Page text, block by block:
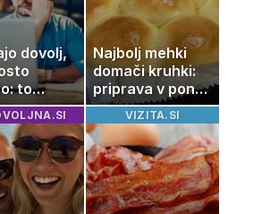
dovolj,
to
da
Najbolj mehki
domači kruhki:
priprava v ponvi
je trik za popoln
rezultat
VIZITA.SI